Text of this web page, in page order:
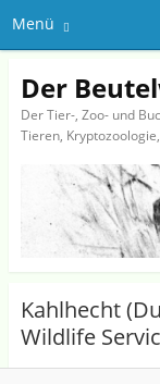
Menü
Der
Der Tier-, Zoo- und
Tieren,
Kahlhecht
Wildlife